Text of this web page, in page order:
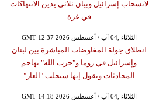
لانسحاب إسرائيل وبيان ثلاثي يدين الانتهاكات
في غزة
GMT 12:37 2026 الثلاثاء ,04 آب / أغسطس
انطلاق جولة المفاوضات المباشرة بين لبنان
وإسرائيل في روما و"حزب الله" يهاجم
المحادثات ويقول إنها ستجلب "العار"
GMT 14:18 2026 الثلاثاء ,04 آب / أغسطس